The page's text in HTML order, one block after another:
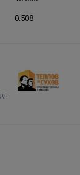
0.508